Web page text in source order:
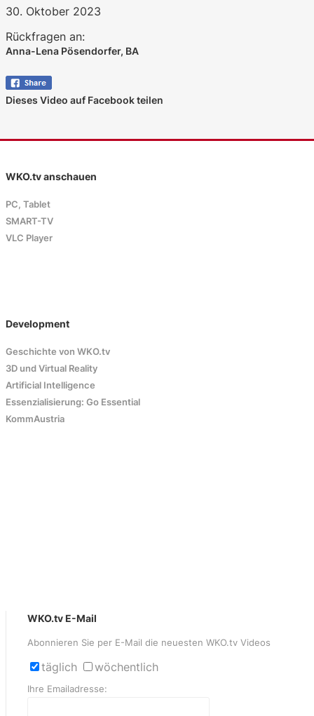
30. Oktober 2023
Rückfragen an:
Anna-Lena Pösendorfer, BA
Dieses Video auf Facebook teilen
WKO.tv anschauen
PC, Tablet
SMART-TV
VLC Player
Development
Geschichte von WKO.tv
3D und Virtual Reality
Artificial Intelligence
Essenzialisierung: Go Essential
KommAustria
WKO.tv E-Mail
Abonnieren Sie per E-Mail die neuesten WKO.tv Videos
täglich wöchentlich
Ihre Emailadresse: